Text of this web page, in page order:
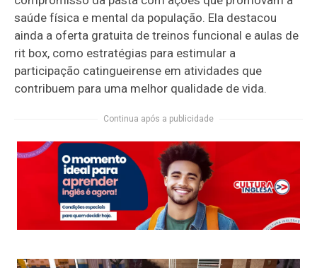
saúde física e mental da população. Ela destacou
ainda a oferta gratuita de treinos funcional e aulas de
rit box, como estratégias para estimular a
participação catingueirense em atividades que
contribuem para uma melhor qualidade de vida.
Continua após a publicidade